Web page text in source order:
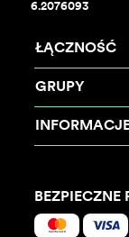
6.2076093
ŁĄCZNOŚĆ
GRUPY
BEZPIECZNE